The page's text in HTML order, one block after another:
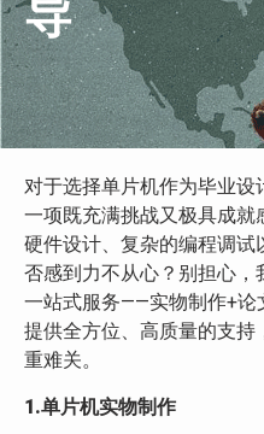
导
对于选择单片机作为毕业
一项既充满挑战又极具成
硬件设计、复杂的编程调
否感到力不从心？别担心
一站式服务——实物制作+论
提供全方位、高质量的支
重难关。
1.单片机实物制作